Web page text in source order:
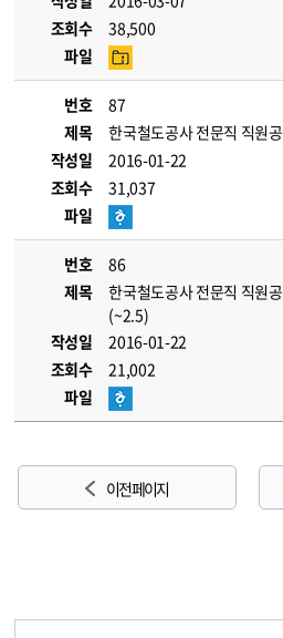
조회수
38,500
파일
번호
87
제목
한국철도공사 전문직 직원
작성일
2016-01-22
조회수
31,037
파일
번호
86
제목
한국철도공사 전문직 직원
(~2.5)
작성일
2016-01-22
조회수
21,002
파일
이전 페이지